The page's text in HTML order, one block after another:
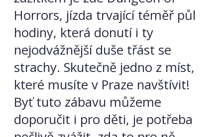
Horrors, jízda trvající téměř půl
hodiny, která donutí i ty
nejodvážnější duše třást se
strachy. Skutečně jedno z míst,
které musíte v Praze navštívit!
Byť tuto zábavu můžeme
doporučit i pro děti, je potřeba